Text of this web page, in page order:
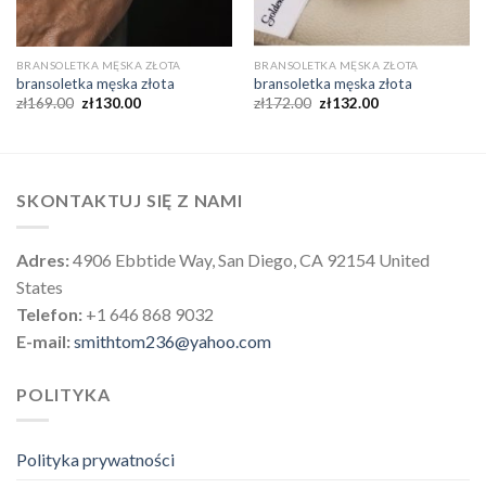
BRANSOLETKA MĘSKA ZŁOTA
bransoletka męska złota
zł169.00 zł130.00
BRANSOLETKA MĘSKA ZŁOTA
bransoletka męska złota
zł172.00 zł132.00
SKONTAKTUJ SIĘ Z NAMI
Adres:4906 Ebbtide Way, San Diego, CA 92154 United
States
Telefon: +1 646 868 9032
E-mail:smithtom236@yahoo.com
POLITYKA
Polityka prywatności